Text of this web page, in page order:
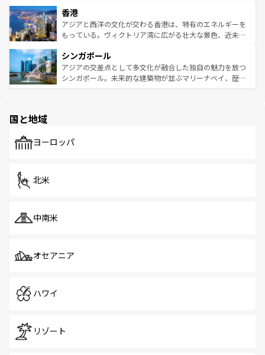
とつ。フォーやバインミー、ベトナムコーヒーなどは、ぜ
ひ現地で味わいたい。どの地域を訪れてもあたたかい人々
が旅行者を迎えてくれるので、きっと忘れられない旅にな
参照してほしい。
の活気が交差している。北部ではチェンマイなどの山岳地
帯で自然と触れ合い、南部ではプーケットやクラビの美し
いビーチでリゾート気分を楽しむことができる。タイ料理
激する。気候は一年中温暖で、どの季節にも異なる楽しみ
が待っている。親しみやすいタイの人々、仏教を中心とし
た文化、そして多様な観光資源が、訪れる旅人を魅了し続
香港
アジアと西洋の文化が交わる香港は、特有のエネルギーを
もっている。ヴィクトリア湾に広がる壮大な景色、近未来
み、どこを訪れても感動するはず。観光スポットが密集し
ており、効率よく見どころを回れるのも魅力。息をのむよ
うな絶景から文化的な体験まで、香港を存分に楽しみ尽く
シンガポール
アジアの交差点として多文化が融合した独自の魅力を放つ
シンガポール。未来的な建築物が並ぶマリーナベイ、歴史
で、ホーカーズは地元の風情を楽しめる外せないスポット
国と地域
ヨーロッパ
北米
中南米
オセアニア
ハワイ
リゾート